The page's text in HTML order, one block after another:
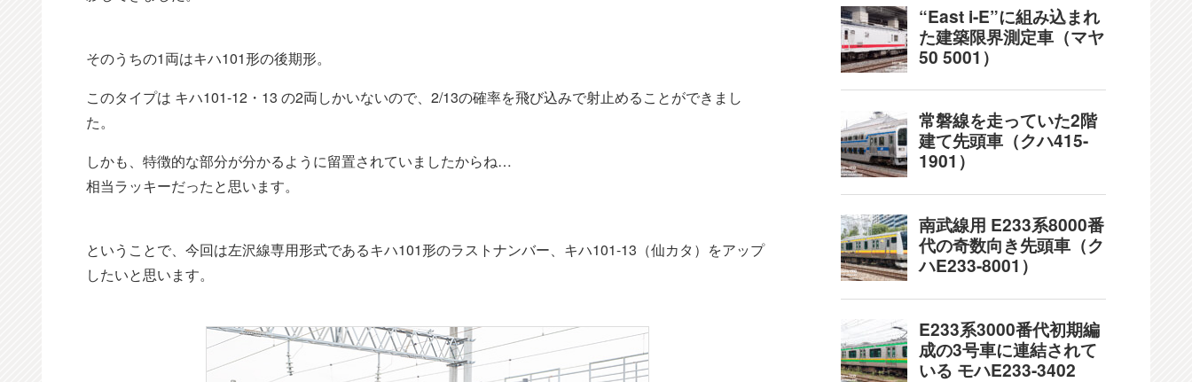
そのうちの1両はキハ101形の後期形。
このタイプは キハ101-12・13 の2両しかいないので、2/13の確率を飛び込みで射止めることができまし
た。
しかも、特徴的な部分が分かるように留置されていましたからね…
相当ラッキーだったと思います。
ということで、今回は左沢線専用形式であるキハ101形のラストナンバー、キハ101-13（仙カタ）をアップ
したいと思います。